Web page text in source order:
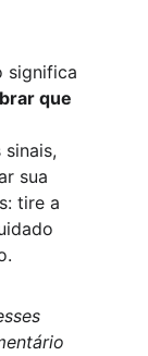
significa
que
sua
tire a